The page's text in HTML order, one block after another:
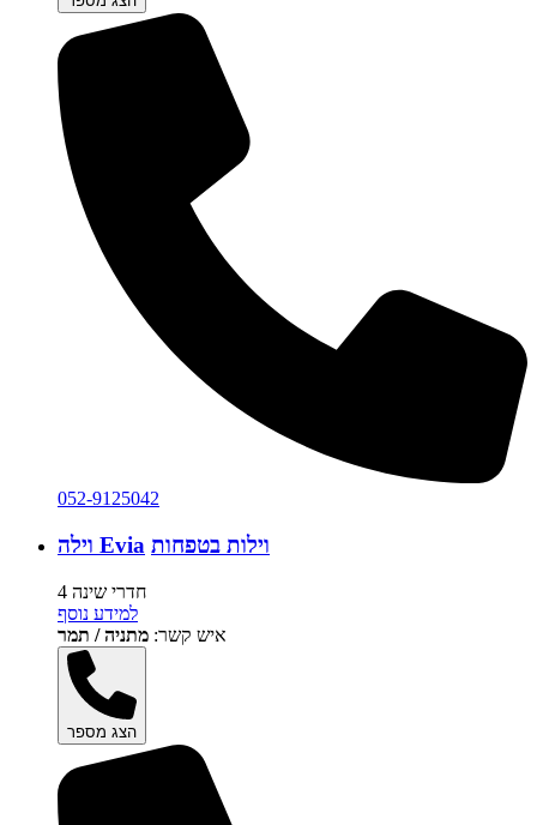
052-9125042
וילה Evia וילות בטפחות
4 חדרי שינה
למידע נוסף
איש קשר: מתניה / תמר
הצג מספר